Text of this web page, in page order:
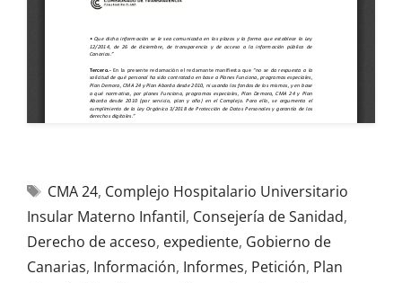
CMA 24, Complejo Hospitalario Universitario
Insular Materno Infantil, Consejería de Sanidad,
Derecho de acceso, expediente, Gobierno de
Canarias, Información, Informes, Petición, Plan